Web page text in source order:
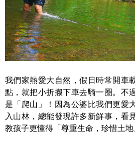
我們家熱愛大自然，假日時常開車
點，就把小折搬下車去騎一圈。不
是「爬山」！因為公婆比我們更愛
入山林，總能發現許多新鮮事，看
教孩子更懂得「尊重生命，珍惜土地